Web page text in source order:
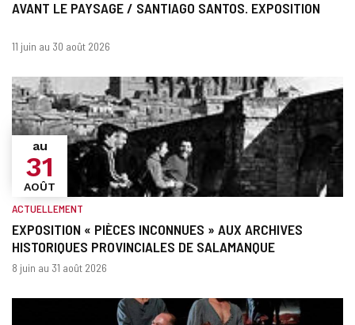
AVANT LE PAYSAGE / SANTIAGO SANTOS. EXPOSITION
Quand?
Dates
11 juin au 30 août 2026
EXPOSITION « PIÈCES INCONNUES » AUX ARCHIVES
HISTORIQUES PROVINCIALES DE SALAMANQUE
au
31
AOÛT
Quand?
ACTUELLEMENT
Dates
8 juin au 31 août 2026